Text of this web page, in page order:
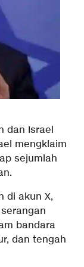
dan Israel
mengklaim
sejumlah
di akun X,
bandara
dan tengah